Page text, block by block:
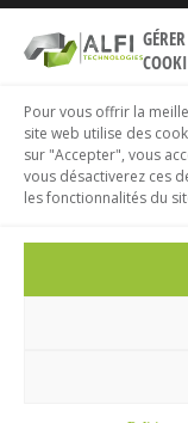
Pour vous offrir la
site web utilise des
sur "Accepter", vous
vous désactiverez ces
les fonctionnalités du
A